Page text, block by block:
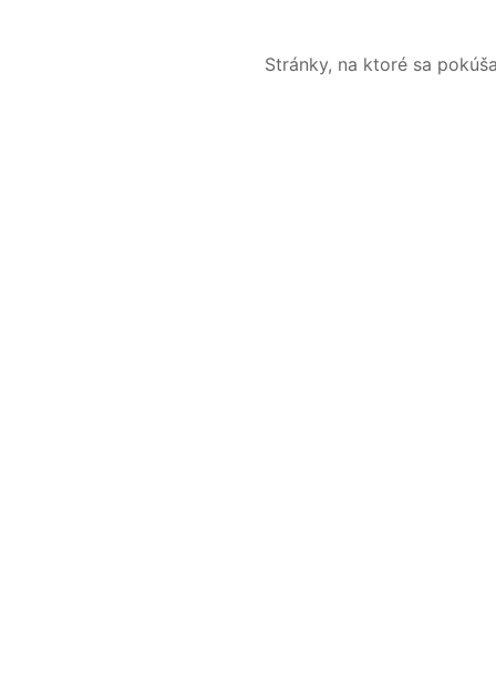
Stránky, na ktoré sa